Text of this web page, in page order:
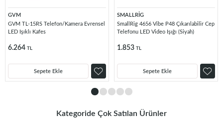
GVM
GVM TL-15RS Telefon/Kamera Evrensel
LED Işıklı Kafes
6.264 TL
Sepete Ekle
SMALLRİG
SmallRig 4656 Vibe P48 Çıkarılabilir Cep
Telefonu LED Video Işığı (Siyah)
1.853 TL
Sepete Ekle
Kategoride Çok Satılan Ürünler